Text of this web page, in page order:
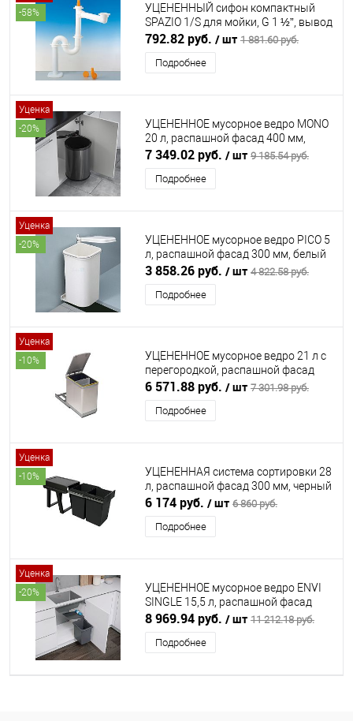
-58%
УЦЕНЕННЫЙ сифон компактный
SPAZIO 1/S для мойки, G 1 ½”, вывод
в пол Ø40 мм, белый LIRA (ЛИРА)
792.82 руб. / шт 1 881.60 руб.
Подробнее
Уценка
-20%
УЦЕНЕННОЕ мусорное ведро MONO
20 л, распашной фасад 400 мм,
антрацит/черный HAILO (ХАЙЛО)
7 349.02 руб. / шт 9 185.54 руб.
Подробнее
Уценка
-20%
УЦЕНЕННОЕ мусорное ведро PICO 5
л, распашной фасад 300 мм, белый
HAILO (ХАЙЛО)
3 858.26 руб. / шт 4 822.58 руб.
Подробнее
Уценка
-10%
УЦЕНЕННОЕ мусорное ведро 21 л с
перегородкой, распашной фасад
300 мм, серый GOLLINUCCI
(ГОЛЛИНУЧЧИ)
6 571.88 руб. / шт 7 301.98 руб.
Подробнее
Уценка
-10%
УЦЕНЕННАЯ система сортировки 28
л, распашной фасад 300 мм, черный
GOLLINUCCI (ГОЛЛИНУЧЧИ)
6 174 руб. / шт 6 860 руб.
Подробнее
Уценка
-20%
УЦЕНЕННОЕ мусорное ведро ENVI
SINGLE 15,5 л, распашной фасад
450 мм, антрацит VAUTH-SAGEL
8 969.94 руб. / шт 11 212.18 руб.
Подробнее